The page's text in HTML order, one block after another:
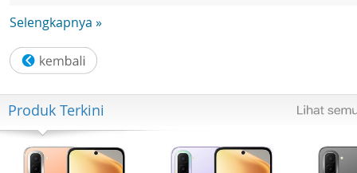
Kamera utama dengan sensor Sony untuk hasil foto lebih
tajam dan profesional.
•1.5K 144Hz AMOLED Curved Display
Layar lengkung 6.78 inch dengan resolusi tinggi dan
rate 144Hz untuk pengalaman visual lebih halus.
Selengkapnya »
Produk Terkini